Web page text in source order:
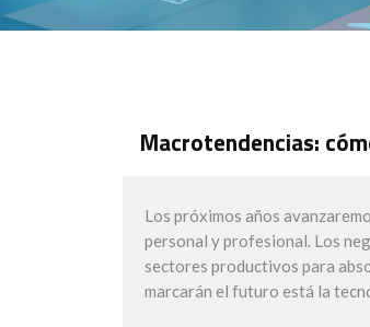
Macrotendencias:
Los próximos años
personal y profesional. Los
sectores productivos para
marcarán el futuro está la